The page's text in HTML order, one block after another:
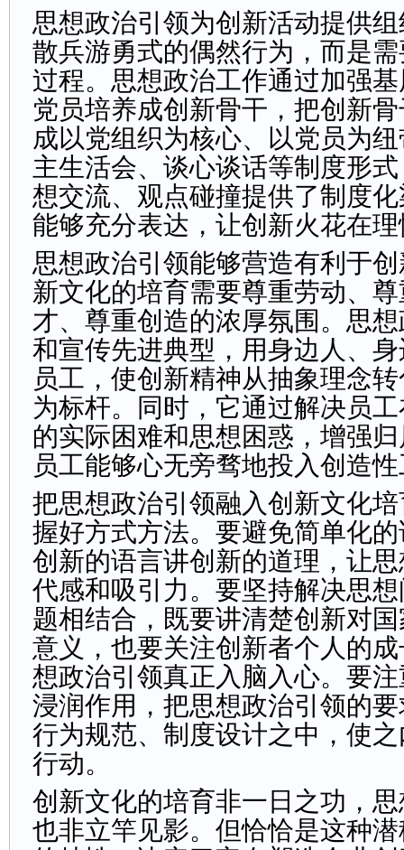
思想政治引领为创新活动提供
散兵游勇式的偶然行为，而是
过程。思想政治工作通过加强
党员培养成创新骨干，把创新
成以党组织为核心、以党员为
主生活会、谈心谈话等制度形
想交流、观点碰撞提供了制度
能够充分表达，让创新火花在
思想政治引领能够营造有利于
新文化的培育需要尊重劳动、
才、尊重创造的浓厚氛围。思
和宣传先进典型，用身边人、
员工，使创新精神从抽象理念
为标杆。同时，它通过解决员
的实际困难和思想困惑，增强
员工能够心无旁骛地投入创造
把思想政治引领融入创新文化
握好方式方法。要避免简单化
创新的语言讲创新的道理，让
代感和吸引力。要坚持解决思
题相结合，既要讲清楚创新对
意义，也要关注创新者个人的
想政治引领真正入脑入心。要
浸润作用，把思想政治引领的
行为规范、制度设计之中，使
行动。
创新文化的培育非一日之功，
也非立竿见影。但恰恰是这种